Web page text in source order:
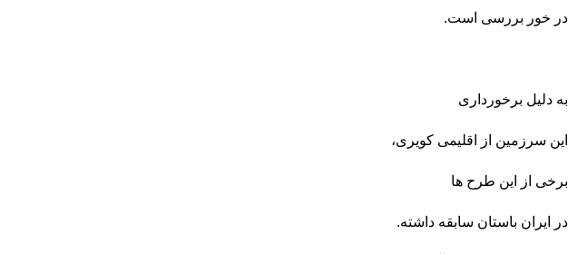
در خور بررسی است.
به دلیل برخورداری
این سرزمین از اقلیمی کویری،
برخی از این طرح ها
در ایران باستان سابقه داشته.